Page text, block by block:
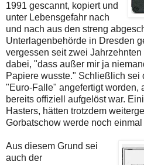
1991 gescannt, kopiert und
unter Lebensgefahr nach
und nach aus den streng
Unterlagenbehörde in Dresden
vergessen seit zwei
dabei, "dass außer mir ja
Papiere wusste." Schließlich sei
"Euro-Falle" angefertigt worden,
bereits offiziell aufgelöst war.
Hasters, hätten trotzdem
Gorbatschow werde noch
Aus diesem Grund sei
auch der